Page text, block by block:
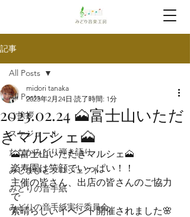
記事
All Posts
ご挨拶
スケジュール
たなかみどり弾き語り
みしまびとプロジェクト
みどりの音手紙
みどりの音手紙実行委員会
All Posts
2023.02.24 🗻富士山いただ
きマルシェ🗻
midori tanaka
2023年2月24日 読了時間: 1分
🗻富士山いただきマルシェ🗻
楽寿園は笑顔でいっぱい！！
主催の皆さん、出店の皆さんのご協力
で
素晴らしいイベント開催されました🌸